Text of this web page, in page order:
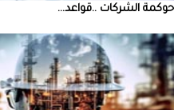
حوكمة‭ ‬الشركات‭.. ‬قواعد‭ ...